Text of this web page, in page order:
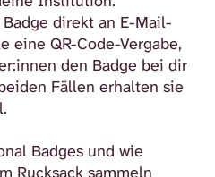
direkt an E-Mail-
eine QR-Code-Vergabe,
den Badge bei dir
Fällen erhalten sie
Badges und wie
Rucksack sammeln